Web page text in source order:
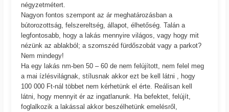
négyzetmétert.
Nagyon fontos szempont az ár meghatározásban a
bútorozottság, felszereltség, állapot, élhetőség. Talán a
legfontosabb, hogy a lakás mennyire világos, vagy hogy mit
nézünk az ablakból; a szomszéd fürdőszobát vagy a parkot?
Nem mindegy!
Ha egy lakás nm-ben 50 – 60 de nem felújított, nem felel meg
a mai ízlésvilágnak, stílusnak akkor ezt be kell látni , hogy
100 000 Ft-nál többet nem kérhetünk el érte. Reálisan kell
látni, hogy mennyit ér az ingatlanunk. Ha befektet, felújít,
foglalkozik a lakással akkor beszélhetünk emelésről,